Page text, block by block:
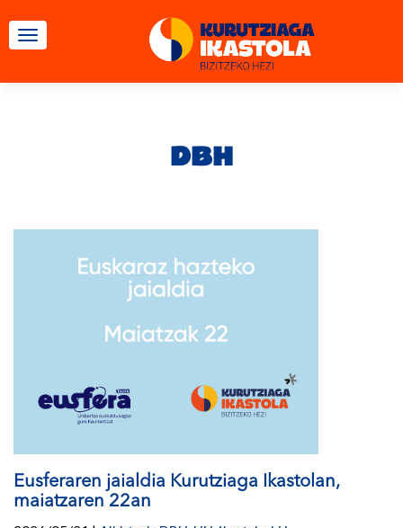
TOGGLE NAVIGATION
DBH
Eusferaren jaialdia Kurutziaga Ikastolan,
maiatzaren 22an